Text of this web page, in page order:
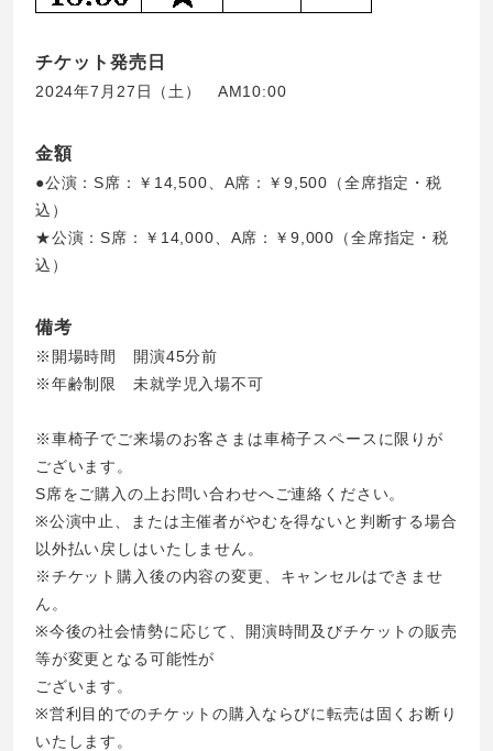
チケット発売日
2024年7月27日（土） AM10:00
金額
●公演：S席：￥14,500、A席：￥9,500（全席指定・税
込）
★公演：S席：￥14,000、A席：￥9,000（全席指定・税
込）
備考
※開場時間 開演45分前
※年齢制限 未就学児入場不可
※車椅子でご来場のお客さまは車椅子スペースに限りが
ございます。
S席をご購入の上お問い合わせへご連絡ください。
※公演中止、または主催者がやむを得ないと判断する場合
以外払い戻しはいたしません。
※チケット購入後の内容の変更、キャンセルはできませ
ん。
※今後の社会情勢に応じて、開演時間及びチケットの販売
等が変更となる可能性が
ございます。
※営利目的でのチケットの購入ならびに転売は固くお断り
いたします。